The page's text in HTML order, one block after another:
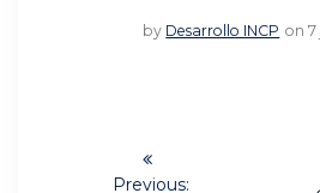
by Desarrollo INCP on 7
Navegación
Previous: